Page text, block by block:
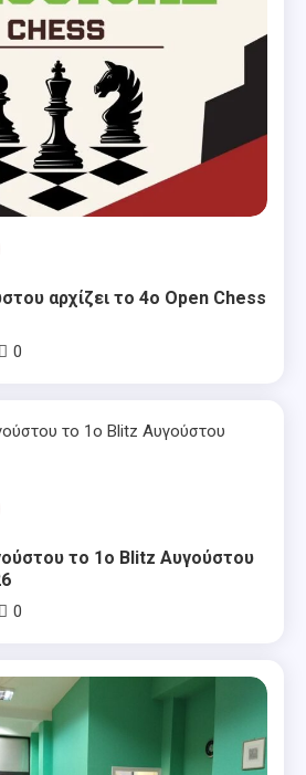
αρχίζει το 4ο Open Chess
0
το 1ο Blitz Αυγούστου
0